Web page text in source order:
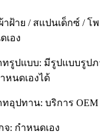
าฝ้าย / สแปนเด็กซ์ / โ
เอง
ทรูปแบบ: มีรูปแบบรูป
หนดเองได้
ทอุปทาน: บริการ
จ: กำหนดเอง